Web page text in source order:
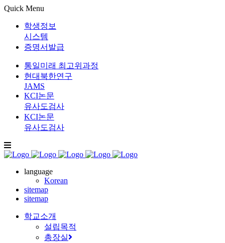
Quick Menu
학생정보
시스템
증명서발급
통일미래 최고위과정
현대북한연구
JAMS
KCI논문
유사도검사
KCI논문
유사도검사
language
Korean
sitemap
sitemap
학교소개
설립목적
총장실